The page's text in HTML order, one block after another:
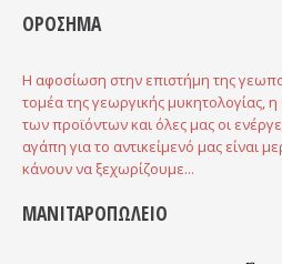
ΟΡΟΣΗΜΑ
Η αφοσίωση στην επιστήμη της
τομέα της γεωργικής μυκητολογίας,
των προϊόντων και όλες μας οι
αγάπη για το αντικείμενό μας είναι
κάνουν να ξεχωρίζουμε...
ΜΑΝΙΤΑΡΟΠΩΛΕΙΟ